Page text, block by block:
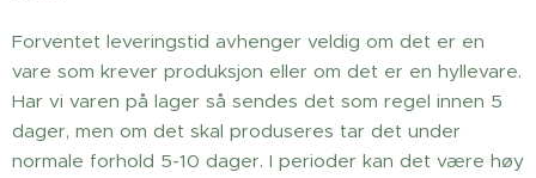
Forventet leveringstid avhenger veldig om det er en
vare som krever produksjon eller om det er en hyllevare.
Har vi varen på lager så sendes det som regel innen 5
dager, men om det skal produseres tar det under
normale forhold 5-10 dager. I perioder kan det være høy